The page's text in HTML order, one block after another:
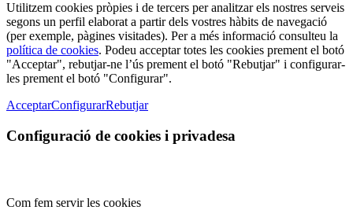
Utilitzem cookies pròpies i de tercers per analitzar els nostres serveis
segons un perfil elaborat a partir dels vostres hàbits de navegació
(per exemple, pàgines visitades). Per a més informació consulteu la
política de cookies. Podeu acceptar totes les cookies prement el botó
"Acceptar", rebutjar-ne l’ús prement el botó "Rebutjar" i configurar-
les prement el botó "Configurar".
AcceptarConfigurarRebutjar
Configuració de cookies i privadesa
Com fem servir les cookies